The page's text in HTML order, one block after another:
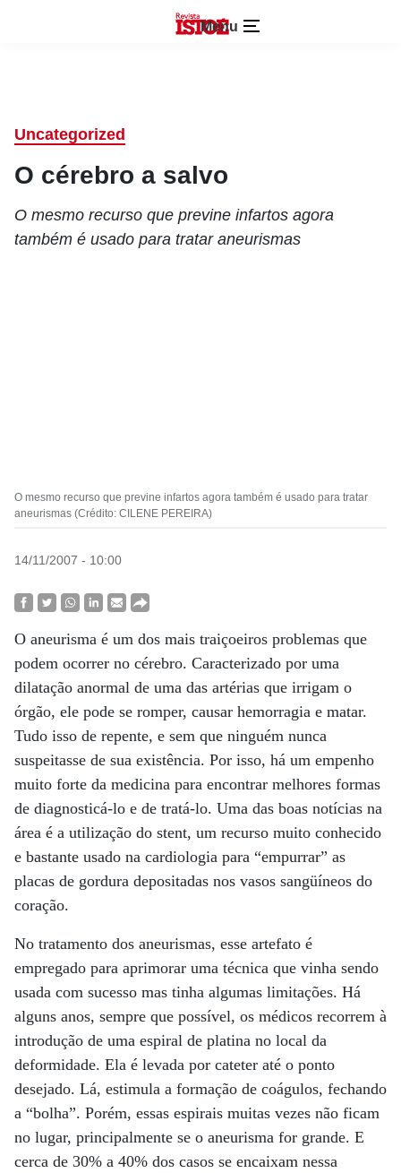
Menu
Uncategorized
O cérebro a salvo
O mesmo recurso que previne infartos agora
também é usado para tratar aneurismas
O mesmo recurso que previne infartos agora também é usado para tratar
aneurismas (Crédito: CILENE PEREIRA)
14/11/2007 - 10:00
O aneurisma é um dos mais traiçoeiros problemas que
podem ocorrer no cérebro. Caracterizado por uma
dilatação anormal de uma das artérias que irrigam o
órgão, ele pode se romper, causar hemorragia e matar.
Tudo isso de repente, e sem que ninguém nunca
suspeitasse de sua existência. Por isso, há um empenho
muito forte da medicina para encontrar melhores formas
de diagnosticá-lo e de tratá-lo. Uma das boas notícias na
área é a utilização do stent, um recurso muito conhecido
e bastante usado na cardiologia para “empurrar” as
placas de gordura depositadas nos vasos sangüíneos do
coração.
No tratamento dos aneurismas, esse artefato é
empregado para aprimorar uma técnica que vinha sendo
usada com sucesso mas tinha algumas limitações. Há
alguns anos, sempre que possível, os médicos recorrem à
introdução de uma espiral de platina no local da
deformidade. Ela é levada por cateter até o ponto
desejado. Lá, estimula a formação de coágulos, fechando
a “bolha”. Porém, essas espirais muitas vezes não ficam
no lugar, principalmente se o aneurisma for grande. E
cerca de 30% a 40% dos casos se encaixam nessa